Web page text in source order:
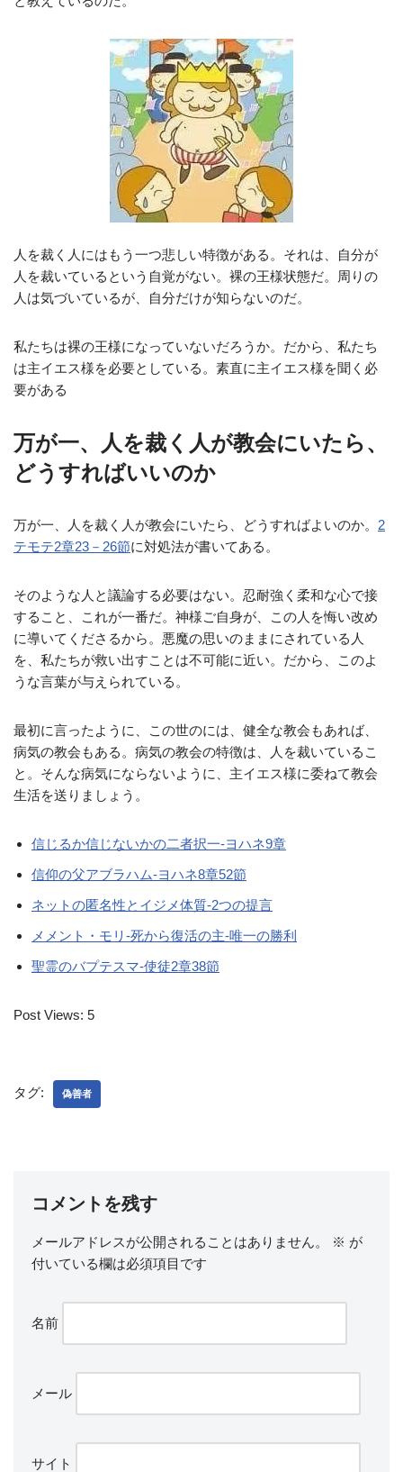
人を裁く人にはもう一つ悲しい特徴がある。それは、自分が
人を裁いているという自覚がない。裸の王様状態だ。周りの
人は気づいているが、自分だけが知らないのだ。
私たちは裸の王様になっていないだろうか。だから、私たち
は主イエス様を必要としている。素直に主イエス様を聞く必
要がある
万が一、人を裁く人が教会にいたら、
どうすればいいのか
万が一、人を裁く人が教会にいたら、どうすればよいのか。 2
テモテ2章23－26節に対処法が書いてある。
そのような人と議論する必要はない。忍耐強く柔和な心で接
すること、これが一番だ。神様ご自身が、この人を悔い改め
に導いてくださるから。悪魔の思いのままにされている人
を、私たちが救い出すことは不可能に近い。だから、このよ
うな言葉が与えられている。
最初に言ったように、この世のには、健全な教会もあれば、
病気の教会もある。病気の教会の特徴は、人を裁いているこ
と。そんな病気にならないように、主イエス様に委ねて教会
生活を送りましょう。
信じるか信じないかの二者択一-ヨハネ9章
信仰の父アブラハム-ヨハネ8章52節
ネットの匿名性とイジメ体質-2つの提言
メメント・モリ-死から復活の主-唯一の勝利
聖霊のバプテスマ-使徒2章38節
Post Views: 5
タグ: 偽善者
コメントを残す
メールアドレスが公開されることはありません。 ※ が
付いている欄は必須項目です
名前
メール
サイト